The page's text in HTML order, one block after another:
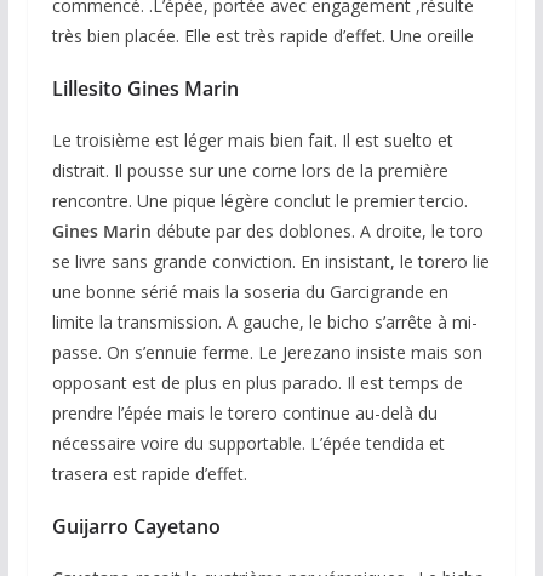
commencé. .L’épée, portée avec engagement ,résulte
très bien placée. Elle est très rapide d’effet. Une oreille
Lillesito Gines Marin
Le troisième est léger mais bien fait. Il est suelto et
distrait. Il pousse sur une corne lors de la première
rencontre. Une pique légère conclut le premier tercio.
Gines Marin débute par des doblones. A droite, le toro
se livre sans grande conviction. En insistant, le torero lie
une bonne sérié mais la soseria du Garcigrande en
limite la transmission. A gauche, le bicho s’arrête à mi-
passe. On s’ennuie ferme. Le Jerezano insiste mais son
opposant est de plus en plus parado. Il est temps de
prendre l’épée mais le torero continue au-delà du
nécessaire voire du supportable. L’épée tendida et
trasera est rapide d’effet.
Guijarro Cayetano